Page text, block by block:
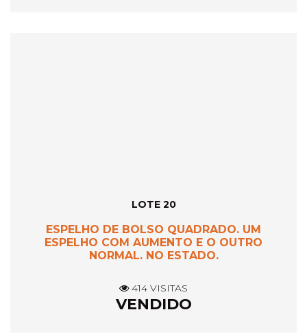
LOTE 20
ESPELHO DE BOLSO QUADRADO. UM
ESPELHO COM AUMENTO E O OUTRO
NORMAL. NO ESTADO.
414 VISITAS
VENDIDO